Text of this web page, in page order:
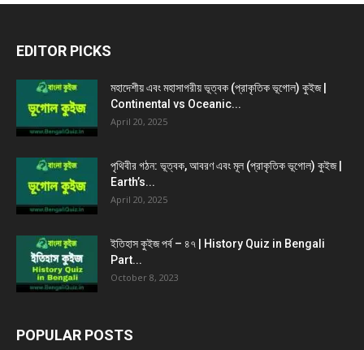
EDITOR PICKS
মহাদেশীয় এবং মহাসাগরীয় ভূত্বক (প্রাকৃতিক ভূগোল) কুইজ |
Continental vs Oceanic...
April 20, 2025
পৃথিবীর গঠন: ভূত্বক, আবরণ এবং মূল (প্রাকৃতিক ভূগোল) কুইজ |
Earth’s...
April 20, 2025
ইতিহাস কুইজ পর্ব – ৪৭ | History Quiz in Bengali
Part...
October 8, 2023
POPULAR POSTS